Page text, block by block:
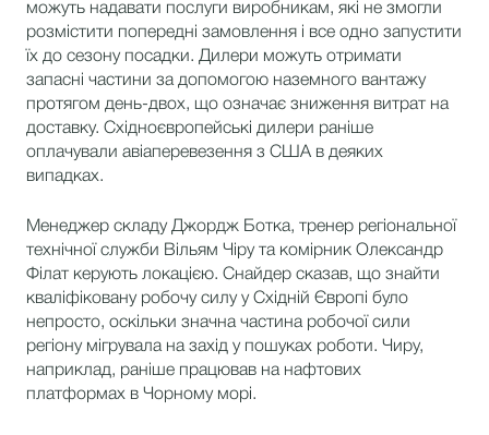
можуть надавати послуги виробникам, які не змогли
розмістити попередні замовлення і все одно запустити
їх до сезону посадки. Дилери можуть отримати
запасні частини за допомогою наземного вантажу
протягом день-двох, що означає зниження витрат на
доставку. Східноєвропейські дилери раніше
оплачували авіаперевезення з США в деяких
випадках.
Менеджер складу Джордж Ботка, тренер регіональної
технічної служби Вільям Чіру та комірник Олександр
Філат керують локацією. Снайдер сказав, що знайти
кваліфіковану робочу силу у Східній Європі було
непросто, оскільки значна частина робочої сили
регіону мігрувала на захід у пошуках роботи. Чиру,
наприклад, раніше працював на нафтових
платформах в Чорному морі.